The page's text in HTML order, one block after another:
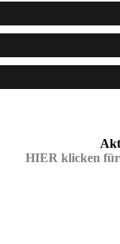
HIER klicken für